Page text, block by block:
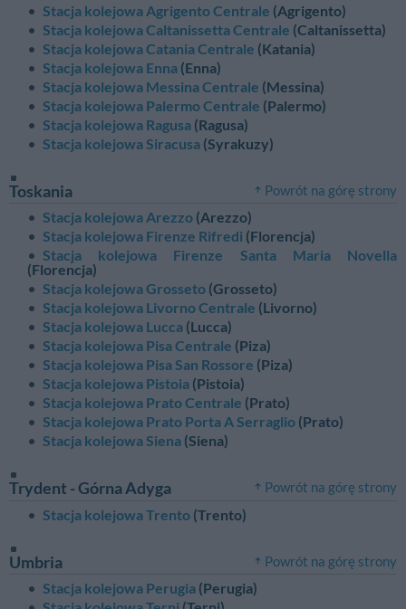
Stacja kolejowa Agrigento Centrale (Agrigento)
Stacja kolejowa Caltanissetta Centrale (Caltanissetta)
Stacja kolejowa Catania Centrale (Katania)
Stacja kolejowa Enna (Enna)
Stacja kolejowa Messina Centrale (Messina)
Stacja kolejowa Palermo Centrale (Palermo)
Stacja kolejowa Ragusa (Ragusa)
Stacja kolejowa Siracusa (Syrakuzy)
Toskania Powrót na górę strony
Stacja kolejowa Arezzo (Arezzo)
Stacja kolejowa Firenze Rifredi (Florencja)
Stacja kolejowa Firenze Santa Maria Novella
(Florencja)
Stacja kolejowa Grosseto (Grosseto)
Stacja kolejowa Livorno Centrale (Livorno)
Stacja kolejowa Lucca (Lucca)
Stacja kolejowa Pisa Centrale (Piza)
Stacja kolejowa Pisa San Rossore (Piza)
Stacja kolejowa Pistoia (Pistoia)
Stacja kolejowa Prato Centrale (Prato)
Stacja kolejowa Prato Porta A Serraglio (Prato)
Stacja kolejowa Siena (Siena)
Trydent - Górna Adyga Powrót na górę strony
Stacja kolejowa Trento (Trento)
Umbria Powrót na górę strony
Stacja kolejowa Perugia (Perugia)